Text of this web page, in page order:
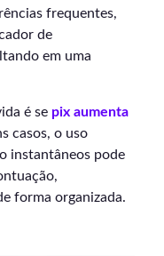
frequentes,
de
em uma
é se pix aumenta
casos, o uso
instantâneos pode
forma organizada.